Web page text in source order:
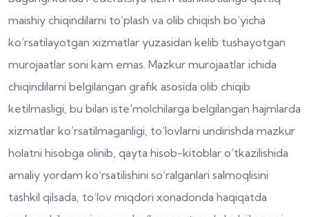
maishiy chiqindilarni to‘plash va olib chiqish bo‘yicha
ko‘rsatilayotgan xizmatlar yuzasidan kelib tushayotgan
murojaatlar soni kam emas. Mazkur murojaatlar ichida
chiqindilarni belgilangan grafik asosida olib chiqib
ketilmasligi, bu bilan iste'molchilarga belgilangan hajmlarda
xizmatlar ko‘rsatilmaganligi, to‘lovlarni undirishda mazkur
holatni hisobga olinib, qayta hisob-kitoblar o‘tkazilishida
amaliy yordam ko‘rsatilishini so‘ralganlari salmoqlisini
tashkil qilsada, to‘lov miqdori xonadonda haqiqatda